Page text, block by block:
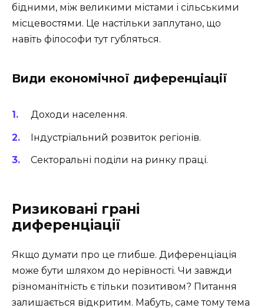
бідними, між великими містами і сільськими
місцевостями. Це настільки заплутано, що
навіть філософи тут губляться.
Види економічної диференціації
Доходи населення.
Індустріальний розвиток регіонів.
Секторальні поділи на ринку праці.
Ризиковані грані
диференціації
Якщо думати про це глибше. Диференціація
може бути шляхом до нерівності. Чи завжди
різноманітність є тільки позитивом? Питання
залишається відкритим. Мабуть, саме тому тема